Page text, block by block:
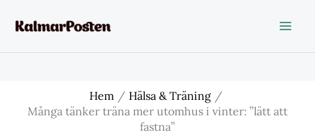
Hem
Hälsa & Träning
Många tänker träna mer utomhus i vinter: ”lätt att
fastna”